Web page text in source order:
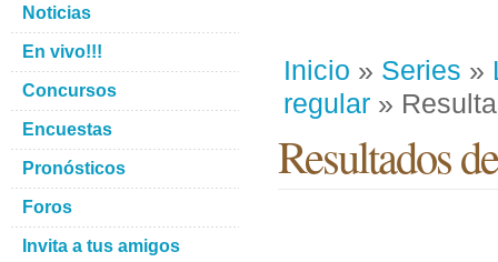
Inicio » Series »
regular »
Resultados
Noticias
En vivo!!!
Concursos
Encuestas
Pronósticos
Foros
Invita a tus amigos